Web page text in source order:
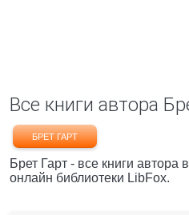
Все книги автора
БРЕТ ГАРТ
Брет Гарт - все книги автора
онлайн библиотеки LibFox.